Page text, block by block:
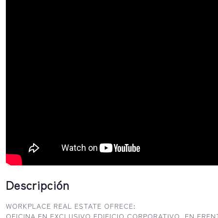
Descripción
WORKPLACE REAL ESTATE OFRECE:
OFICINA EN EXCLUSIVO EDIFICIO CORPORATIVO, EN